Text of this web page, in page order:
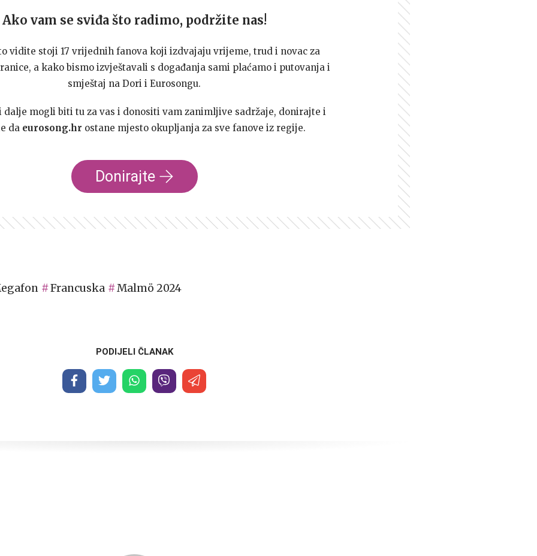
Ako vam se sviđa što radimo, podržite nas!
vidite stoji 17 vrijednih fanova koji izdvajaju vrijeme, trud i novac za
a kako bismo izvještavali s događanja sami plaćamo i putovanja i
smještaj na Dori i Eurosongu.
dalje mogli biti tu za vas i donositi vam zanimljive sadržaje, donirajte i
da eurosong.hr ostane mjesto okupljanja za sve fanove iz regije.
Donirajte
Francuska Malmö 2024
PODIJELI ČLANAK